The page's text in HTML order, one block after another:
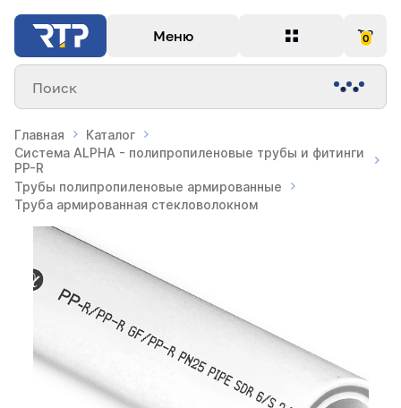
Меню 0
Поиск
Главная
Каталог
Система ALPHA - полипропиленовые трубы и фитинги
PP-R
Трубы полипропиленовые армированные
Труба армированная стекловолокном